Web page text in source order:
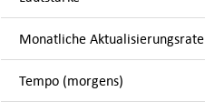
Monatliche Aktualisierungsrate
Tempo (morgens)